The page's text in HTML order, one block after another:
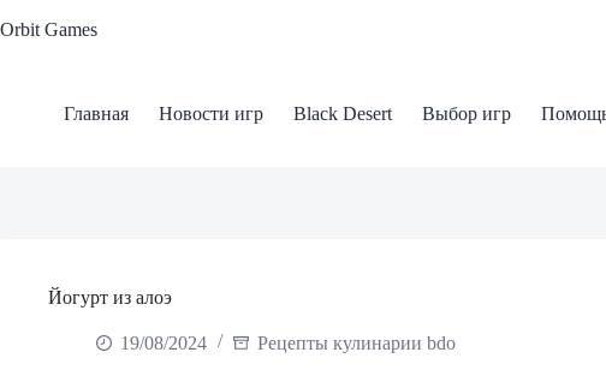
to
Orbit Games
Главная Новости игр Black Desert Выбор игр
Йогурт из алоэ
19/08/2024 Рецепты кулинарии bdo